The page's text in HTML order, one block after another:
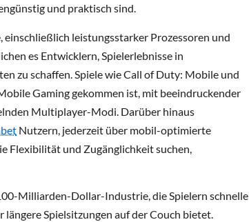
und praktisch sind.
leistungsstarker Prozessoren und
es Entwicklern, Spielerlebnisse in
zu schaffen. Spiele wie Call of Duty: Mobile und
Gaming gekommen ist, mit beeindruckender
Multiplayer-Modi. Darüber hinaus
Nutzern, jederzeit über mobil-optimierte
Flexibilität und Zugänglichkeit suchen,
Milliarden-Dollar-Industrie, die Spielern schnelle
Spielsitzungen auf der Couch bietet.